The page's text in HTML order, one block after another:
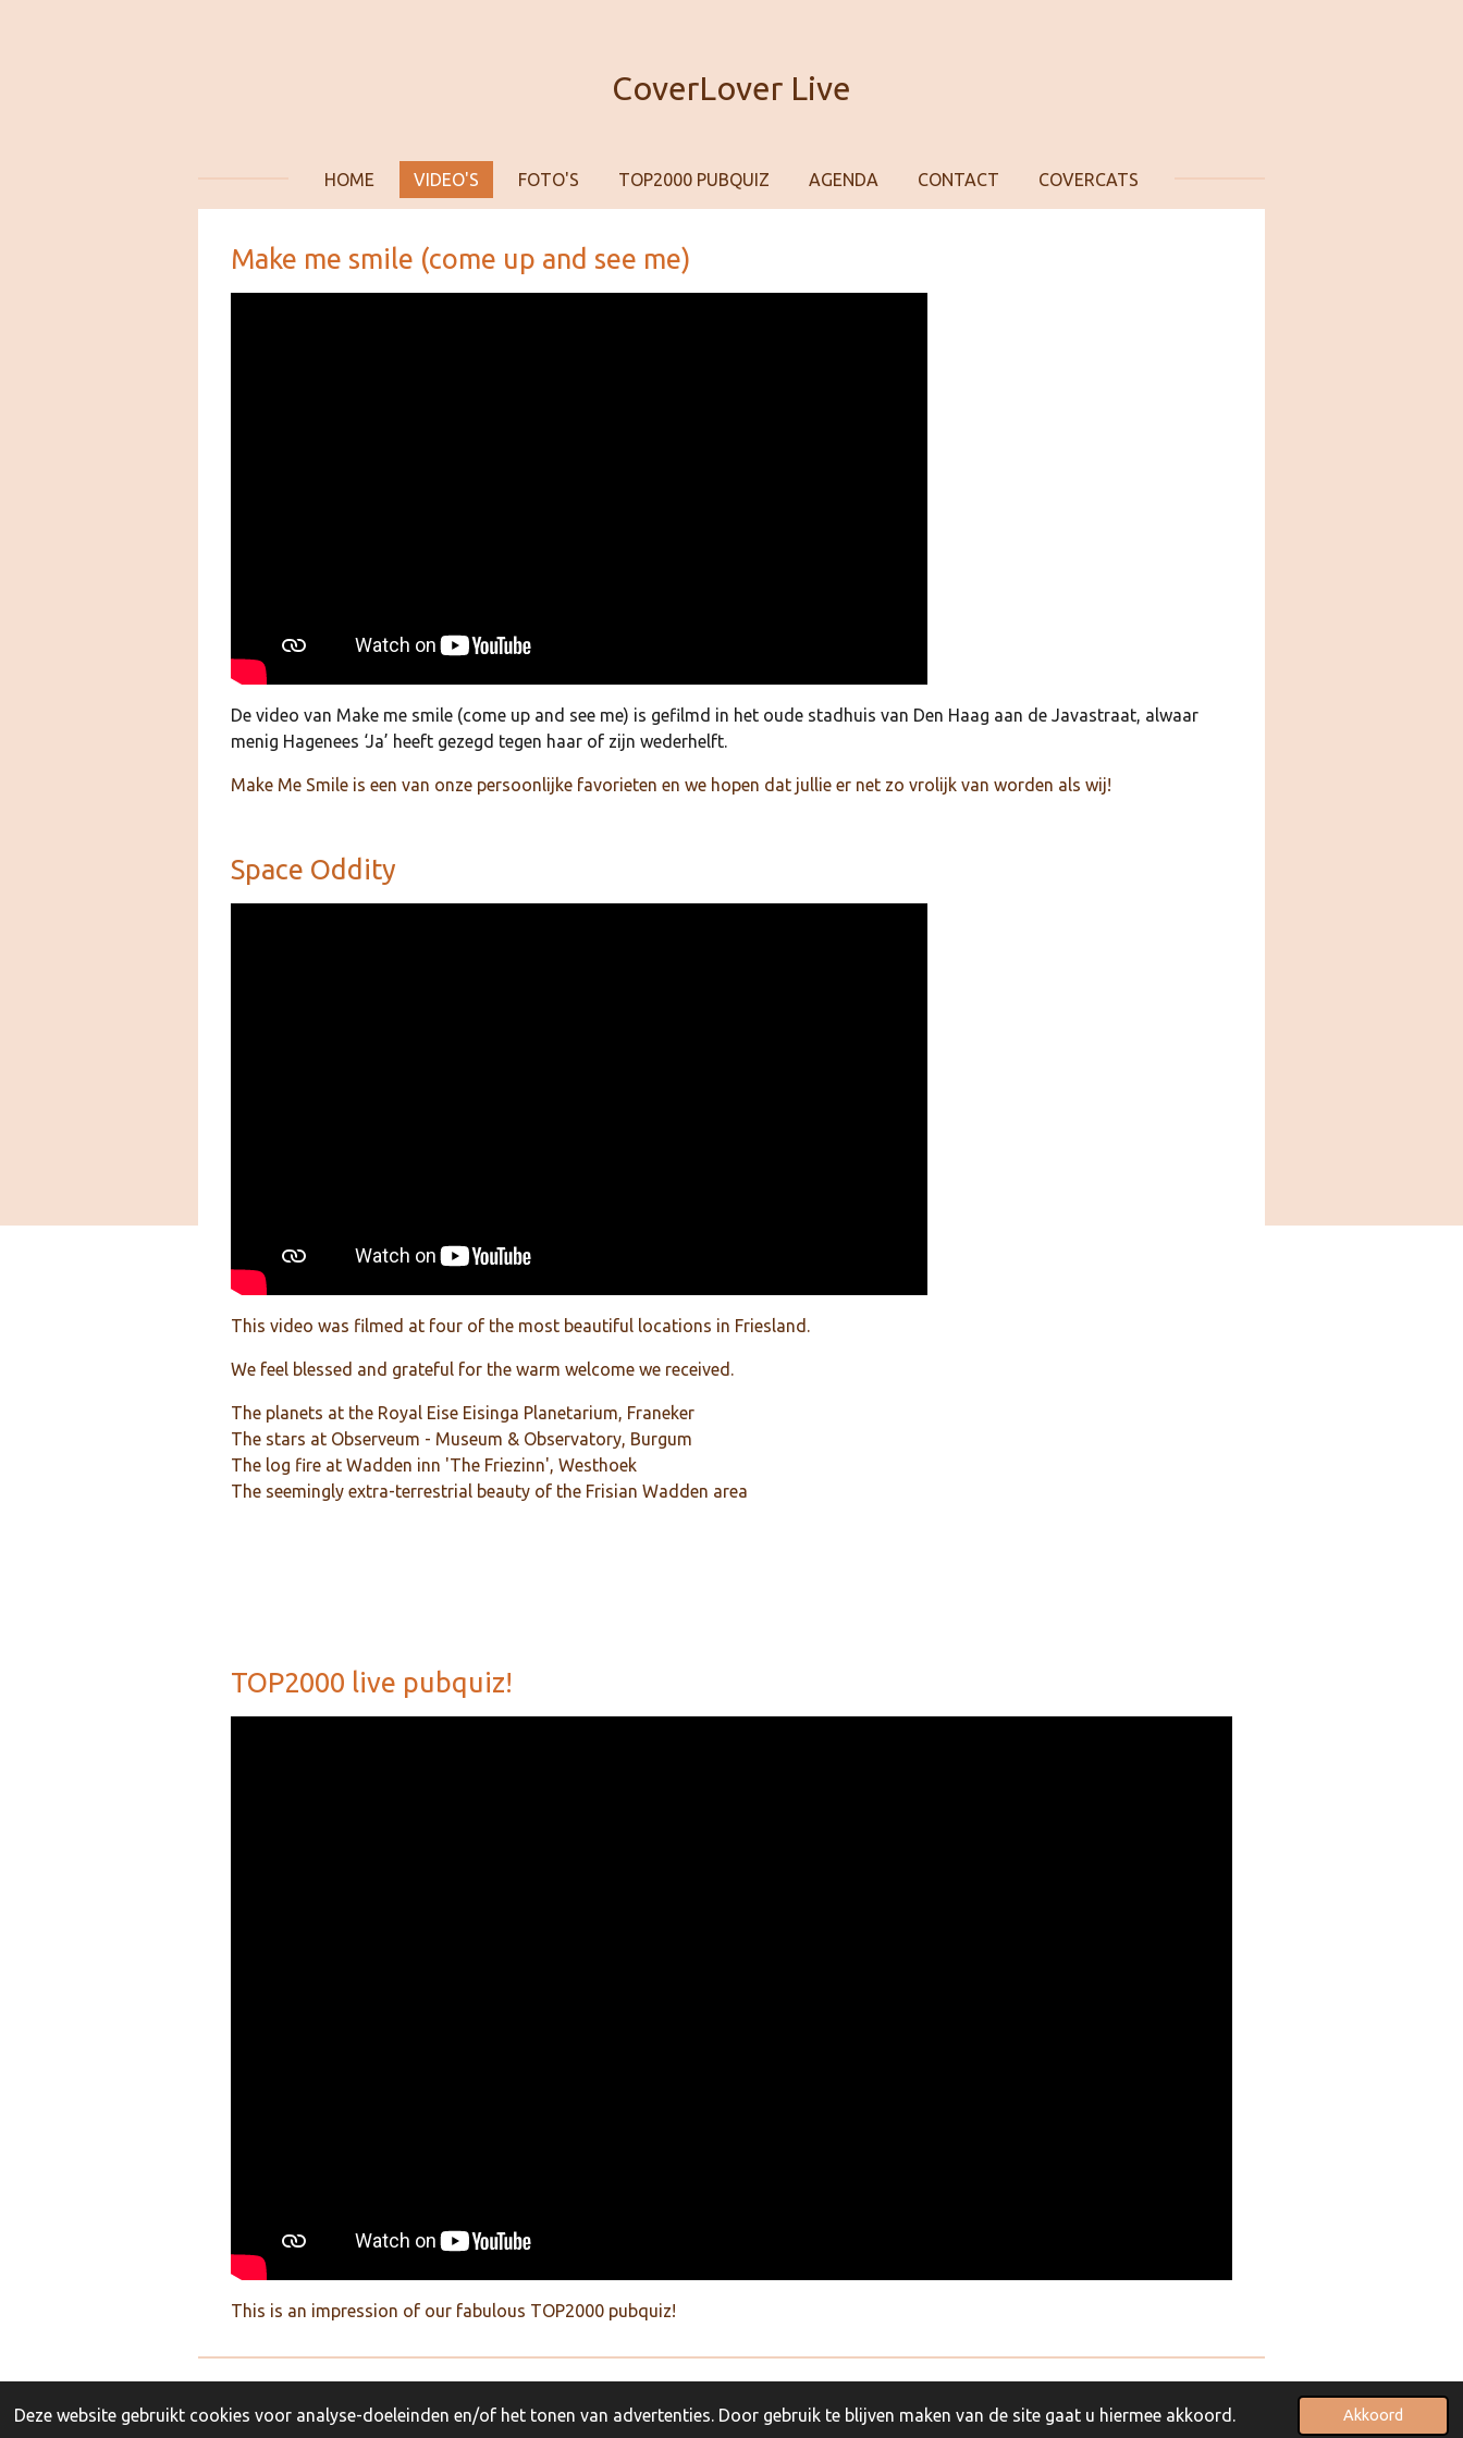
Deze website gebruikt cookies voor analyse-doeleinden en/of het tonen van advertenties. Door gebruik te blijven maken van de site gaat u hiermee akkoord. Akkoord
CoverLover Live
HOME VIDEO'S FOTO'S TOP2000 PUBQUIZ AGENDA CONTACT COVERCATS
Make me smile (come up and see me)
De video van Make me smile (come up and see me) is gefilmd in het oude stadhuis van Den Haag aan de Javastraat, alwaar
menig Hagenees ‘Ja’ heeft gezegd tegen haar of zijn wederhelft.
Make Me Smile is een van onze persoonlijke favorieten en we hopen dat jullie er net zo vrolijk van worden als wij!
Space Oddity
This video was filmed at four of the most beautiful locations in Friesland.
We feel blessed and grateful for the warm welcome we received.
The planets at the Royal Eise Eisinga Planetarium, Franeker
The stars at Observeum - Museum & Observatory, Burgum
The log fire at Wadden inn 'The Friezinn', Westhoek
The seemingly extra-terrestrial beauty of the Frisian Wadden area
TOP2000 live pubquiz!
This is an impression of our fabulous TOP2000 pubquiz!
© 2022 - 2026 CoverLover Live Powered by JouwWeb